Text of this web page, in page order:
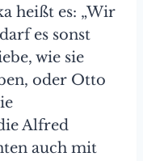
heißt es: „Wir
es sonst
wie sie
oder Otto
Alfred
auch mit